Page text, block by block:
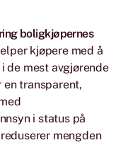
boligkjøpernes
kjøpere med å
de mest avgjørende
en transparent,
i status på
mengden